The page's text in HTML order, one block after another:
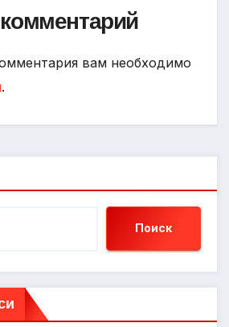
вам необходимо
.
Поиск